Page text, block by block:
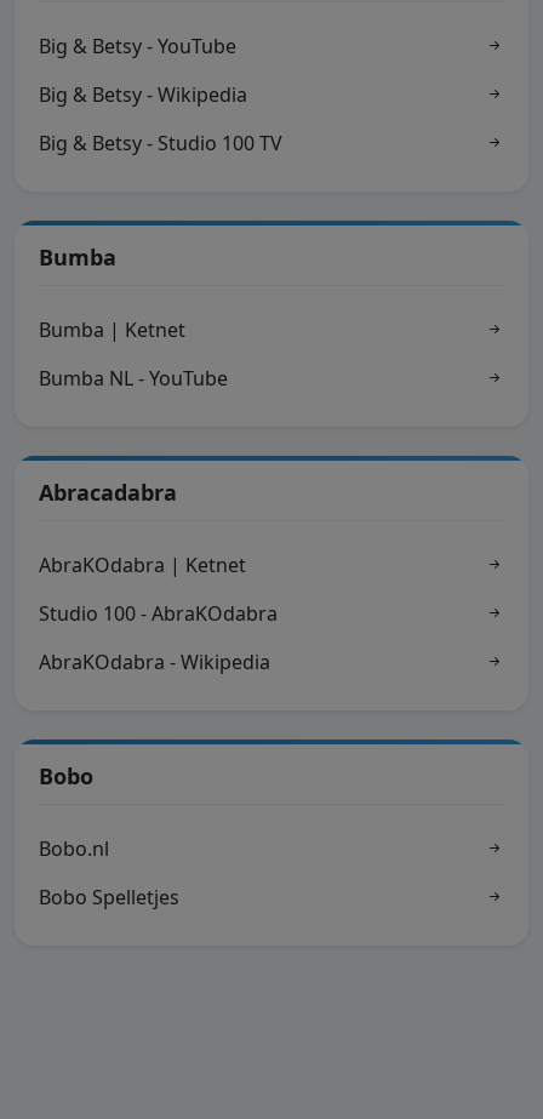
Big & Betsy - YouTube
Big & Betsy - Wikipedia
Big & Betsy - Studio 100 TV
Bumba
Bumba | Ketnet
Bumba NL - YouTube
Abracadabra
AbraKOdabra | Ketnet
Studio 100 - AbraKOdabra
AbraKOdabra - Wikipedia
Bobo
Bobo.nl
Bobo Spelletjes